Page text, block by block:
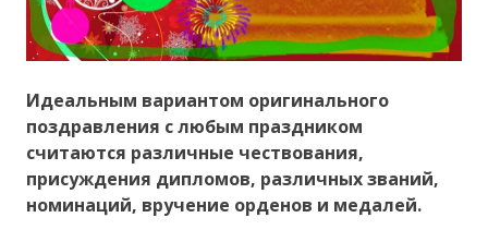
Идеальным вариантом оригинального
поздравления с любым праздником
считаются различные чествования,
присуждения дипломов, различных званий,
номинаций, вручение орденов и медалей.